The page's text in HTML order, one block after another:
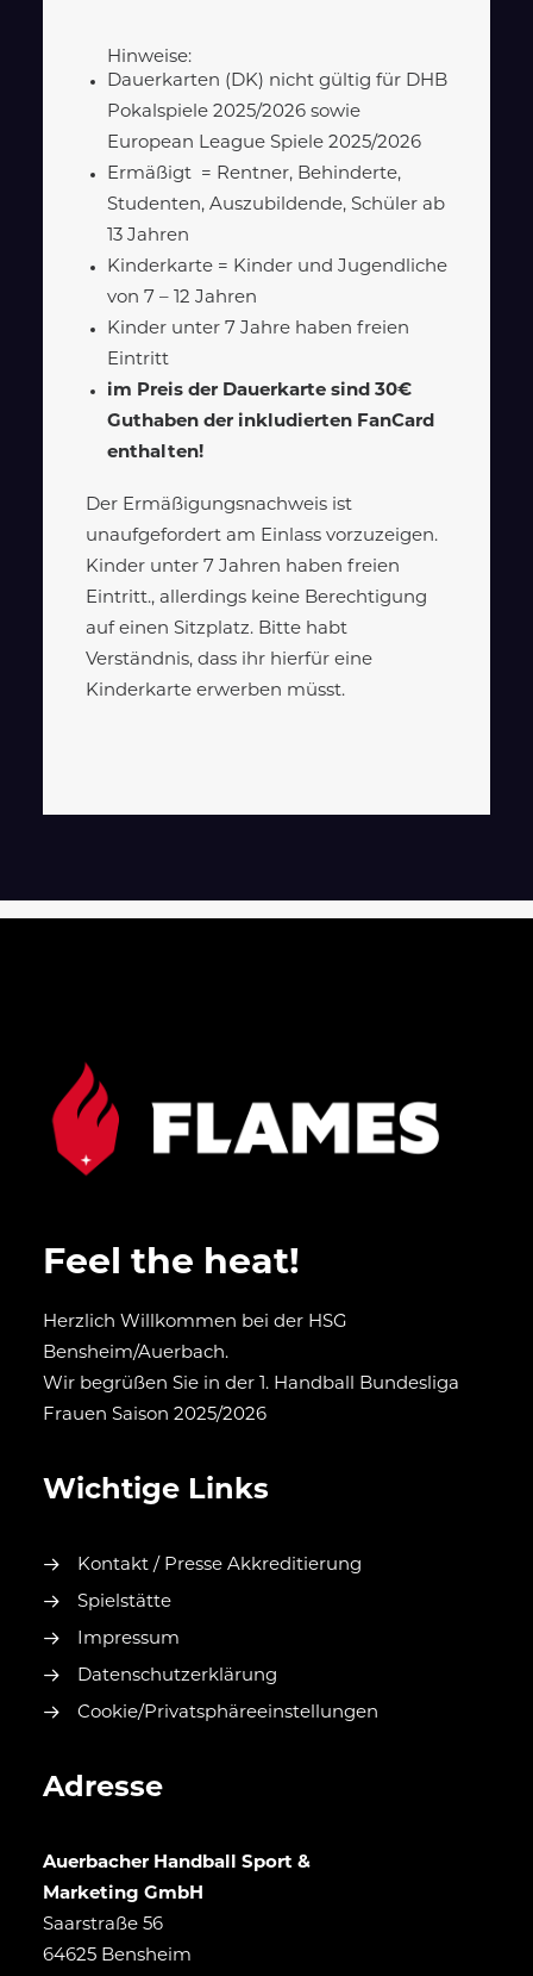
Hinweise:
Dauerkarten (DK) nicht gültig für DHB
Pokalspiele 2025/2026 sowie
European League Spiele 2025/2026
Ermäßigt = Rentner, Behinderte,
Studenten, Auszubildende, Schüler ab
13 Jahren
Kinderkarte = Kinder und Jugendliche
von 7 – 12 Jahren
Kinder unter 7 Jahre haben freien
Eintritt
im Preis der Dauerkarte sind 30€
Guthaben der inkludierten FanCard
enthalten!
Der Ermäßigungsnachweis ist
unaufgefordert am Einlass vorzuzeigen.
Kinder unter 7 Jahren haben freien
Eintritt., allerdings keine Berechtigung
auf einen Sitzplatz. Bitte habt
Verständnis, dass ihr hierfür eine
Kinderkarte erwerben müsst.
Feel the heat!
Herzlich Willkommen bei der HSG
Bensheim/Auerbach.
Wir begrüßen Sie in der 1. Handball Bundesliga
Frauen Saison 2025/2026
Wichtige Links
Kontakt / Presse Akkreditierung
Spielstätte
Impressum
Datenschutzerklärung
Cookie/Privatsphäreeinstellungen
Adresse
Auerbacher Handball Sport &
Marketing GmbH
Saarstraße 56
64625 Bensheim